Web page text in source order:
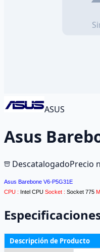
ASUS
Asus
DescatalogadoPrecio
Asus Barebone V6-P5G31E
CPU : Intel CPU Socket : Socket 775
Descripción de Producto